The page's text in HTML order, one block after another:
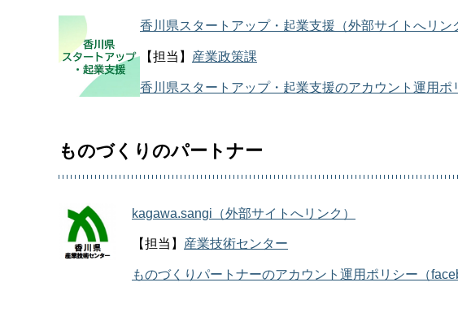
香川県スタートアップ・起業支援（外部サイトへリン
【担当】 産業政策課
香川県スタートアップ・起業支援のアカウント運用ポ
ものづくりのパートナー
kagawa.sangi（外部サイトへリンク）
【担当】 産業技術センター
ものづくりパートナーのアカウント運用ポリシー（